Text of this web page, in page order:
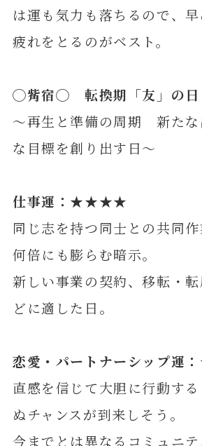
は運も気力も落ちるので、
疲れをとるのがベスト。
◯觜宿◯ 転換期「友」の日
～再生と準備の周期 新たな
な目標を創り出す日～
仕事運：★★★★
同じ志を持つ同士との共同
何倍にも膨らむ暗示。
新しい事業の契約、移転・
どに適した日。
恋愛・パートナーシップ
直感を信じて大胆に行動す
ぬチャンスが到来しそう。
今までとは異なるコミュニ